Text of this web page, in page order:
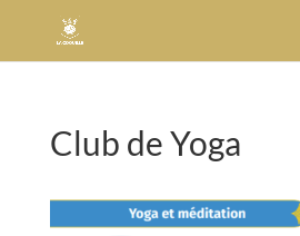
Club de Yoga